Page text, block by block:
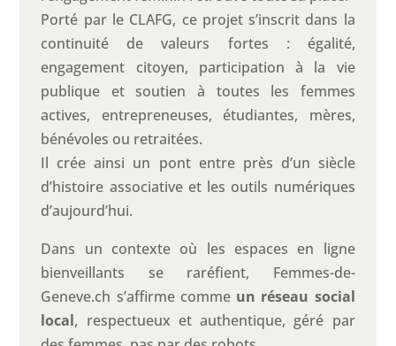
Porté par le CLAFG, ce projet s’inscrit dans la
continuité de valeurs fortes : égalité,
engagement citoyen, participation à la vie
publique et soutien à toutes les femmes
actives, entrepreneuses, étudiantes, mères,
bénévoles ou retraitées.
Il crée ainsi un pont entre près d’un siècle
d’histoire associative et les outils numériques
d’aujourd’hui.
Dans un contexte où les espaces en ligne
bienveillants se raréfient, Femmes-de-
Geneve.ch s’affirme comme un réseau social
local, respectueux et authentique, géré par